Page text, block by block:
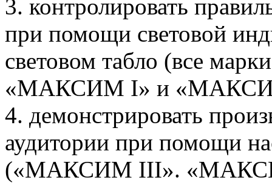
3. контролировать
при помощи световой
световом табло (все
«МАКСИМ I» и
4. демонстрировать
аудитории при помощи
(«МАКСИМ III».